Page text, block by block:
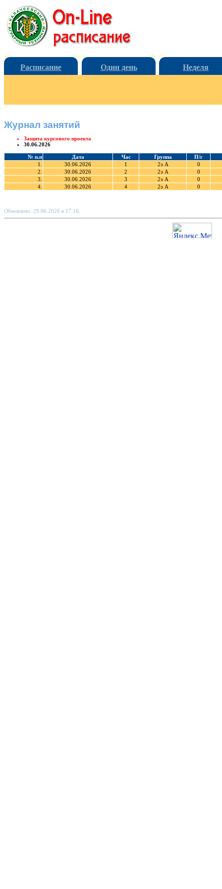
Расписание Один день Неделя
Журнал занятий
Защита курсового проекта
30.06.2026
№ п.п Дата Час Группа
П/г
1.
30.06.2026 1 2э А
0
2.
30.06.2026 2 2э А
0
3.
30.06.2026 3 2э А
0
4.
30.06.2026 4 2э А 0
Обновлено: 29.06.2026 в 17:16.